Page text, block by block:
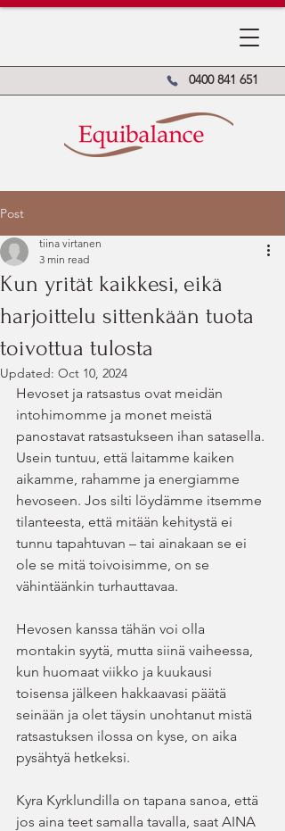
0400 841 651
Post
Kun yrität kaikkesi, eikä
harjoittelu sittenkään tuota
toivottua tulosta
tiina virtanen
3 min read
Updated: Oct 10, 2024
Hevoset ja ratsastus ovat meidän
intohimomme ja monet meistä
panostavat ratsastukseen ihan satasella.
Usein tuntuu, että laitamme kaiken
aikamme, rahamme ja energiamme
hevoseen. Jos silti löydämme itsemme
tilanteesta, että mitään kehitystä ei
tunnu tapahtuvan – tai ainakaan se ei
ole se mitä toivoisimme, on se
vähintäänkin turhauttavaa.
Hevosen kanssa tähän voi olla
montakin syytä, mutta siinä vaiheessa,
kun huomaat viikko ja kuukausi
toisensa jälkeen hakkaavasi päätä
seinään ja olet täysin unohtanut mistä
ratsastuksen ilossa on kyse, on aika
pysähtyä hetkeksi.
Kyra Kyrklundilla on tapana sanoa, että
jos aina teet samalla tavalla, saat AINA